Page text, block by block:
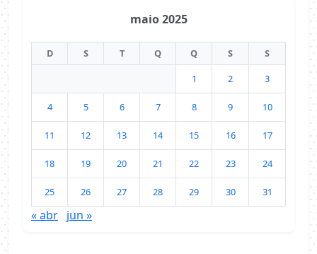
maio 2025
D S T Q Q S
S
1
2 3
4 5 6 7 8 9 10
11 12 13 14 15 16 17
18 19 20 21 22 23 24
25 26 27 28 29 30 31
« abr jun »